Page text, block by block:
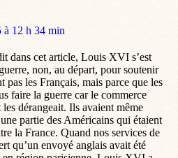
à 12 h 34 min
dans cet article, Louis XVI s’est
non, au départ, pour soutenir
pas les Français, mais parce que les
faire la guerre car le commerce
dérangeait. Ils avaient même
partie des Américains qui étaient
la France. Quand nos services de
qu’un envoyé anglais avait été